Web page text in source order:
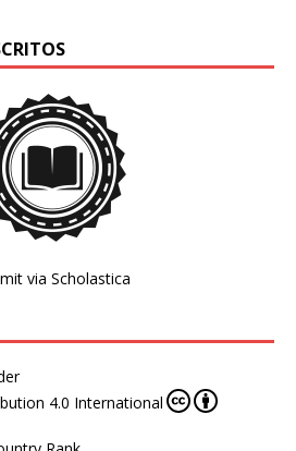
via Scholastica
4.0 International